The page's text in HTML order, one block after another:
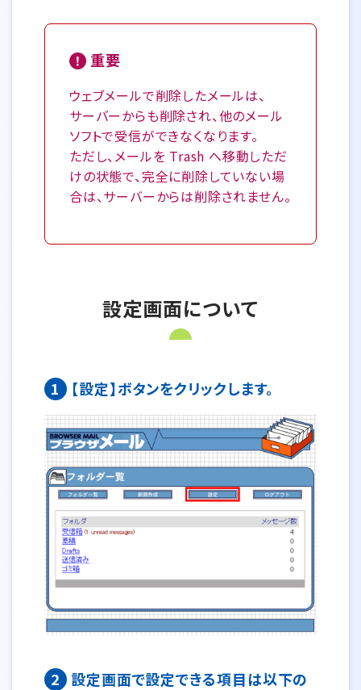
重要
ウェブメールで削除したメールは、
サーバーからも削除され、他のメール
ソフトで受信ができなくなります。
ただし、メールを Trash へ移動しただ
けの状態で、完全に削除していない場
合は、サーバーからは削除されません。
設定画面について
1 【設定】ボタンをクリックします。
2
設定画面で設定できる項目は以下の